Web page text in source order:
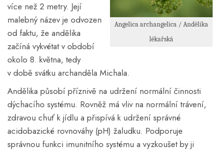
Angelica archangelica / Andělika
lékařská
více než 2 metry. Její
malebný název je odvozen
od faktu, že andělika
začíná vykvétat v období
okolo 8. května, tedy
v době svátku archanděla Michala.
Andělika působí příznivě na udržení normální činnosti
dýchacího systému. Rovněž má vliv na normální trávení,
zdravou chuť k jídlu a přispívá k udržení správné
acidobazické rovnováhy (pH) žaludku. Podporuje
správnou funkci imunitního systému a vyzkoušet by ji